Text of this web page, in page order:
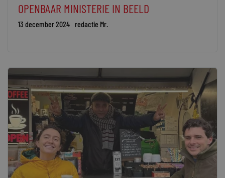
OPENBAAR MINISTERIE IN BEELD
13 december 2024 redactie Mr.